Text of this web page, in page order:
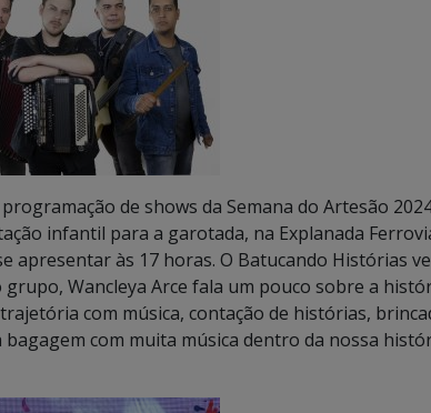
de shows da Semana do Artesão
infantil para a garotada, na Explanada
apresentar às 17 horas. O Batucando Histórias
Wancleya Arce fala um pouco sobre a
com música, contação de histórias,
com muita música dentro da nossa